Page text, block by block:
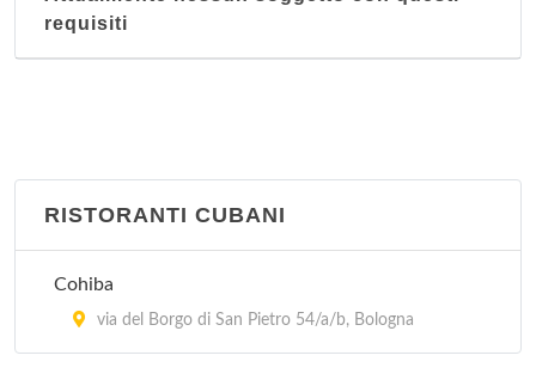
requisiti
RISTORANTI CUBANI
Cohiba
via del Borgo di San Pietro 54/a/b, Bologna